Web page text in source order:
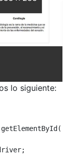
lo siguiente: